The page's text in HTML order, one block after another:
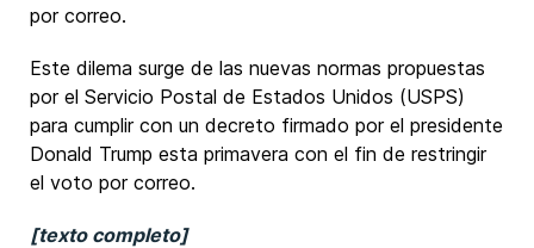
por correo.
Este dilema surge de las nuevas normas propuestas
por el Servicio Postal de Estados Unidos (USPS)
para cumplir con un decreto firmado por el presidente
Donald Trump esta primavera con el fin de restringir
el voto por correo.
[texto completo]